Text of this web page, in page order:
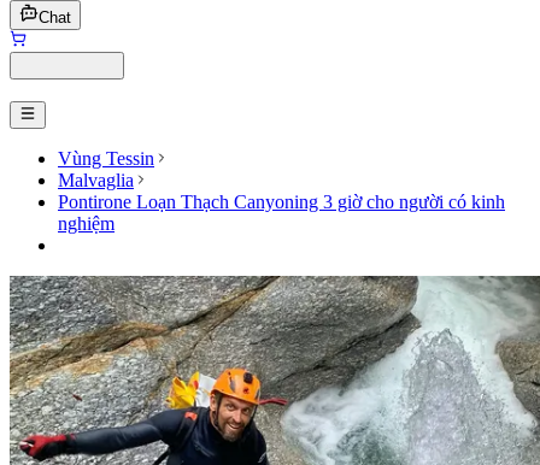
Chat
Vùng Tessin
Malvaglia
Pontirone Loạn Thạch Canyoning 3 giờ cho người có kinh
nghiệm